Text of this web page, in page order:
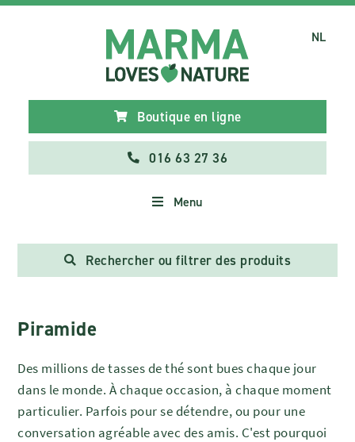
Boutique en ligne
016 63 27 36
Menu
NL
Rechercher ou filtrer des produits
Piramide
Des millions de tasses de thé sont bues chaque jour
dans le monde. À chaque occasion, à chaque moment
particulier. Parfois pour se détendre, ou pour une
conversation agréable avec des amis. C'est pourquoi